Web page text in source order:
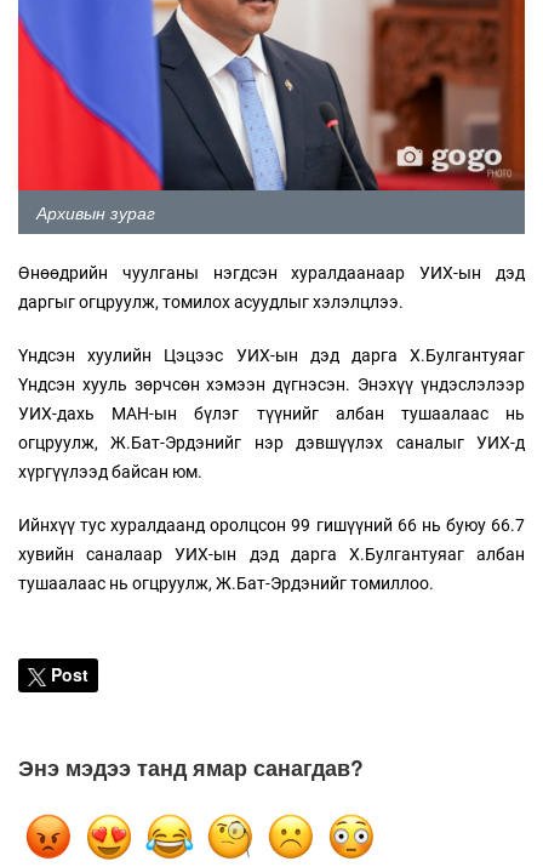
Архивын зураг
Өнөөдрийн чуулганы нэгдсэн хуралдаанаар УИХ-ын дэд
даргыг огцруулж, томилох асуудлыг хэлэлцлээ.
Үндсэн хуулийн Цэцээс УИХ-ын дэд дарга Х.Булгантуяаг
Үндсэн хууль зөрчсөн хэмээн дүгнэсэн. Энэхүү үндэслэлээр
УИХ-дахь МАН-ын бүлэг түүнийг албан тушаалаас нь
огцруулж, Ж.Бат-Эрдэнийг нэр дэвшүүлэх саналыг УИХ-д
хүргүүлээд байсан юм.
Ийнхүү тус хуралдаанд оролцсон 99 гишүүний 66 нь буюу 66.7
хувийн саналаар УИХ-ын дэд дарга Х.Булгантуяаг албан
тушаалаас нь огцруулж, Ж.Бат-Эрдэнийг томиллоо.
Post
Энэ мэдээ танд ямар санагдав?